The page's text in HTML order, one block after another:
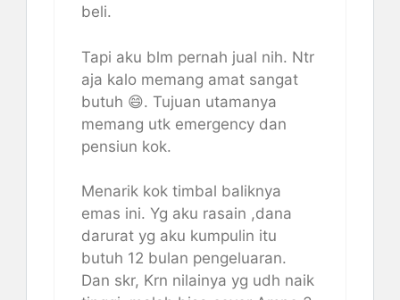
beli.
Tapi aku blm pernah jual nih. Ntr
aja kalo memang amat sangat
butuh 😄. Tujuan utamanya
memang utk emergency dan
pensiun kok.
Menarik kok timbal baliknya
emas ini. Yg aku rasain ,dana
darurat yg aku kumpulin itu
butuh 12 bulan pengeluaran.
Dan skr, Krn nilainya yg udh naik